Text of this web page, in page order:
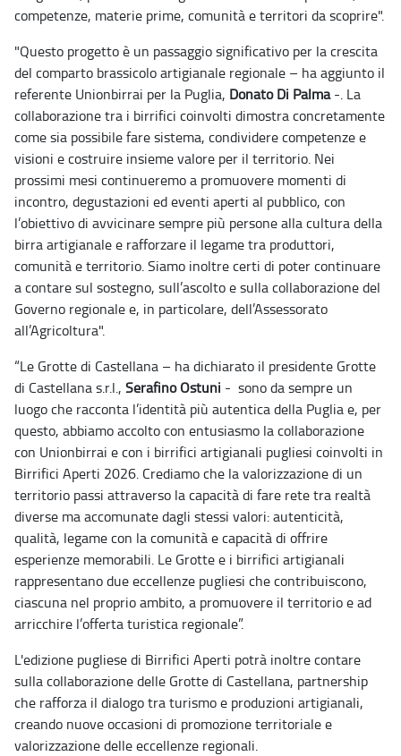
competenze, materie prime, comunità e territori da scoprire".
"Questo progetto è un passaggio significativo per la crescita
del comparto brassicolo artigianale regionale – ha aggiunto il
referente Unionbirrai per la Puglia, Donato Di Palma-. La
collaborazione tra i birrifici coinvolti dimostra concretamente
come sia possibile fare sistema, condividere competenze e
visioni e costruire insieme valore per il territorio. Nei
prossimi mesi continueremo a promuovere momenti di
incontro, degustazioni ed eventi aperti al pubblico, con
l’obiettivo di avvicinare sempre più persone alla cultura della
birra artigianale e rafforzare il legame tra produttori,
comunità e territorio. Siamo inoltre certi di poter continuare
a contare sul sostegno, sull’ascolto e sulla collaborazione del
Governo regionale e, in particolare, dell’Assessorato
all’Agricoltura".
“Le Grotte di Castellana – ha dichiarato il presidente Grotte
di Castellana s.r.l., Serafino Ostuni - sono da sempre un
luogo che racconta l’identità più autentica della Puglia e, per
questo, abbiamo accolto con entusiasmo la collaborazione
con Unionbirrai e con i birrifici artigianali pugliesi coinvolti in
Birrifici Aperti 2026. Crediamo che la valorizzazione di un
territorio passi attraverso la capacità di fare rete tra realtà
diverse ma accomunate dagli stessi valori: autenticità,
qualità, legame con la comunità e capacità di offrire
esperienze memorabili. Le Grotte e i birrifici artigianali
rappresentano due eccellenze pugliesi che contribuiscono,
ciascuna nel proprio ambito, a promuovere il territorio e ad
arricchire l’offerta turistica regionale”.
L'edizione pugliese di Birrifici Aperti potrà inoltre contare
sulla collaborazione delle Grotte di Castellana, partnership
che rafforza il dialogo tra turismo e produzioni artigianali,
creando nuove occasioni di promozione territoriale e
valorizzazione delle eccellenze regionali.